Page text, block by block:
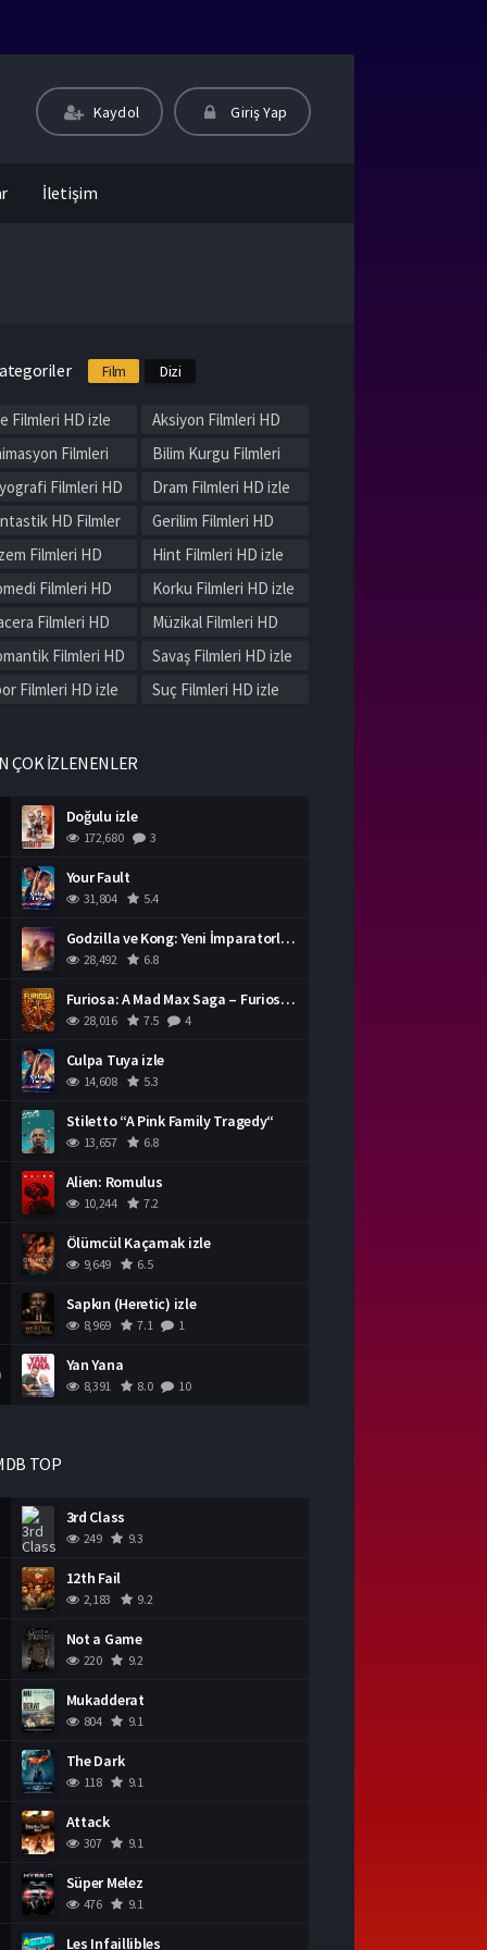
Kaydol Giriş Yap
İletişim
Film Dizi
Filmleri HD izle
Aksiyon Filmleri HD
izle
Filmleri
izle
Bilim Kurgu Filmleri
HD izle
Filmleri HD
Dram Filmleri HD izle
HD Filmler
Gerilim Filmleri HD
izle
Filmleri HD
Hint Filmleri HD izle
Filmleri HD
Korku Filmleri HD izle
Filmleri HD
Müzikal Filmleri HD
izle
Filmleri HD
Savaş Filmleri HD izle
Filmleri HD izle
Suç Filmleri HD izle
Filmleri HD izle
ÇOK İZLENENLER
Doğulu izle
172,680 3
Your Fault
31,804 5.4
Godzilla ve Kong: Yeni İmparatorluk izle
28,492 6.8
Furiosa: A Mad Max Saga – Furiosa Bir Mad Max Destanı
28,016 7.5 4
Culpa Tuya izle
14,608 5.3
Stiletto “A Pink Family Tragedy“
13,657 6.8
Alien: Romulus
10,244 7.2
Ölümcül Kaçamak izle
9,649 6.5
Sapkın (Heretic) izle
8,969 7.1 1
Yan Yana
8,391 8.0 10
TOP
3rd Class
249 9.3
12th Fail
2,183 9.2
Not a Game
220 9.2
Mukadderat
804 9.1
The Dark
118 9.1
Attack
307 9.1
Süper Melez
476 9.1
Les Infaillibles